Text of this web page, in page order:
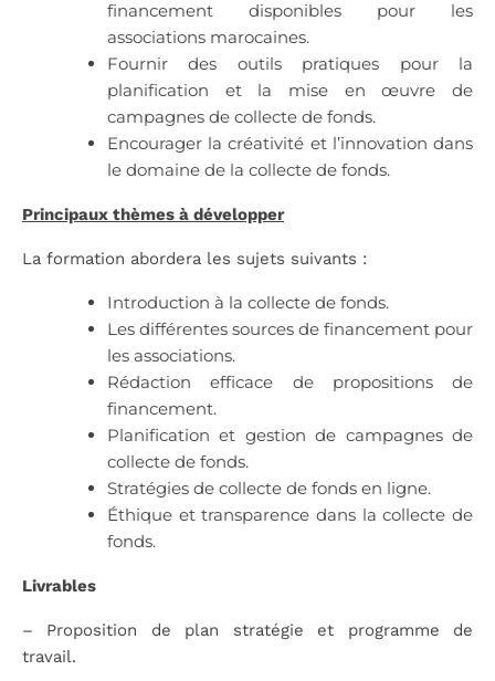
financement disponibles pour les
associations marocaines.
Fournir des outils pratiques pour la
planification et la mise en œuvre de
campagnes de collecte de fonds.
Encourager la créativité et l’innovation dans
le domaine de la collecte de fonds.
Principaux thèmes à développer
La formation abordera les sujets suivants :
Introduction à la collecte de fonds.
Les différentes sources de financement pour
les associations.
Rédaction efficace de propositions de
financement.
Planification et gestion de campagnes de
collecte de fonds.
Stratégies de collecte de fonds en ligne.
Éthique et transparence dans la collecte de
fonds.
Livrables
– Proposition de plan stratégie et programme de
travail.